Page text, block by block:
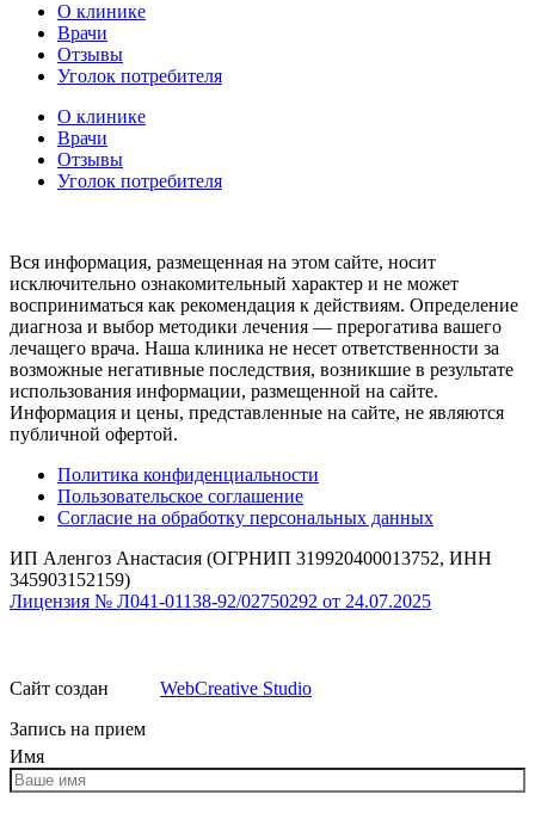
О клинике
Врачи
Отзывы
Уголок потребителя
О клинике
Врачи
Отзывы
Уголок потребителя
Вся информация, размещенная на этом сайте, носит
исключительно ознакомительный характер и не может
восприниматься как рекомендация к действиям. Определение
диагноза и выбор методики лечения — прерогатива вашего
лечащего врача. Наша клиника не несет ответственности за
возможные негативные последствия, возникшие в результате
использования информации, размещенной на сайте.
Информация и цены, представленные на сайте, не являются
публичной офертой.
Политика конфиденциальности
Пользовательское соглашение
Согласие на обработку персональных данных
ИП Аленгоз Анастасия (ОГРНИП 319920400013752, ИНН
345903152159)
Лицензия № Л041-01138-92/02750292 от 24.07.2025
Сайт создан
WebCreative Studio
Запись на прием
Имя